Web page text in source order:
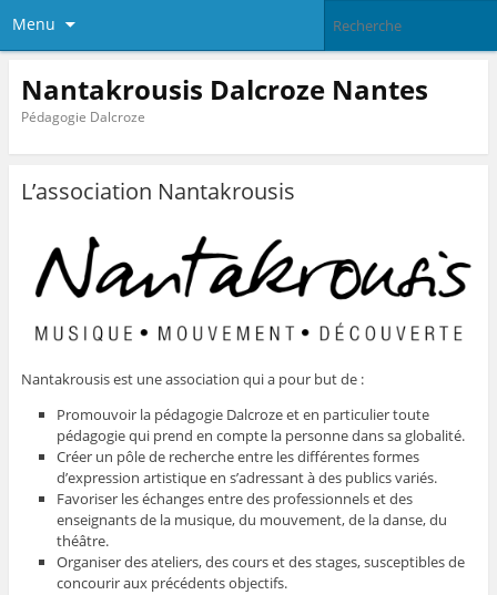
Menu
Nantakrousis Dalcroze Nantes
Pédagogie Dalcroze
L’association Nantakrousis
Nantakrousis est une association qui a pour but de :
Promouvoir la pédagogie Dalcroze et en particulier toute
pédagogie qui prend en compte la personne dans sa globalité.
Créer un pôle de recherche entre les différentes formes
d’expression artistique en s’adressant à des publics variés.
Favoriser les échanges entre des professionnels et des
enseignants de la musique, du mouvement, de la danse, du
théâtre.
Organiser des ateliers, des cours et des stages, susceptibles de
concourir aux précédents objectifs.